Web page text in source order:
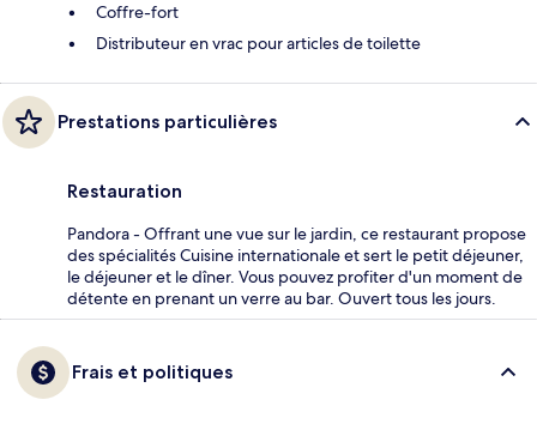
Coffre-fort
Distributeur en vrac pour articles de toilette
Prestations particulières
Restauration
Pandora - Offrant une vue sur le jardin, ce restaurant propose
des spécialités Cuisine internationale et sert le petit déjeuner,
le déjeuner et le dîner. Vous pouvez profiter d'un moment de
détente en prenant un verre au bar. Ouvert tous les jours.
Frais et politiques